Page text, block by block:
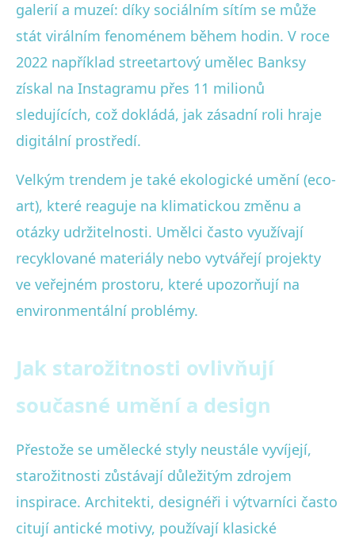
galerií a muzeí: díky sociálním sítím se může
stát virálním fenoménem během hodin. V roce
2022 například streetartový umělec Banksy
získal na Instagramu přes 11 milionů
sledujících, což dokládá, jak zásadní roli hraje
digitální prostředí.
Velkým trendem je také ekologické umění (eco-
art), které reaguje na klimatickou změnu a
otázky udržitelnosti. Umělci často využívají
recyklované materiály nebo vytvářejí projekty
ve veřejném prostoru, které upozorňují na
environmentální problémy.
Jak starožitnosti ovlivňují
současné umění a design
Přestože se umělecké styly neustále vyvíjejí,
starožitnosti zůstávají důležitým zdrojem
inspirace. Architekti, designéři i výtvarníci často
citují antické motivy, používají klasické